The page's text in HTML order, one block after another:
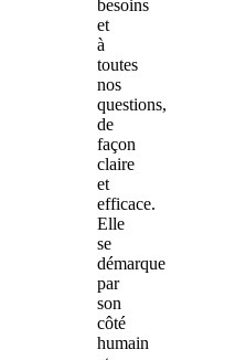
besoins
et
à
toutes
nos
questions,
de
façon
claire
et
efficace.
Elle
se
démarque
par
son
côté
humain